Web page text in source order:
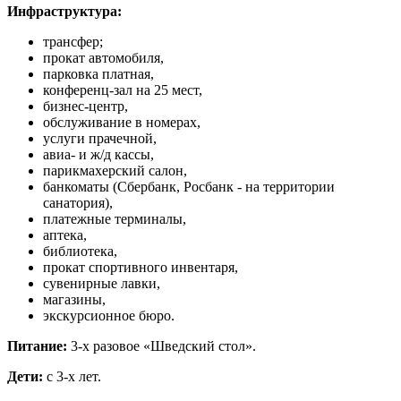
Инфраструктура:
трансфер;
прокат автомобиля,
парковка платная,
конференц-зал на 25 мест,
бизнес-центр,
обслуживание в номерах,
услуги прачечной,
авиа- и ж/д кассы,
парикмахерский салон,
банкоматы (Сбербанк, Росбанк - на территории
санатория),
платежные терминалы,
аптека,
библиотека,
прокат спортивного инвентаря,
сувенирные лавки,
магазины,
экскурсионное бюро.
Питание: 3-х разовое «Шведский стол».
Дети: с 3-х лет.